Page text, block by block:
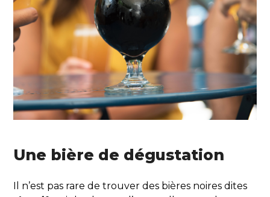
Une bière de dégustation
Il n’est pas rare de trouver des bières noires dites